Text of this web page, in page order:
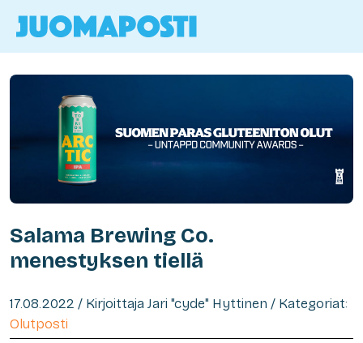
Salama Brewing Co.
menestyksen tiellä
17.08.2022 / Kirjoittaja Jari "cyde" Hyttinen / Kategoriat:
Olutposti